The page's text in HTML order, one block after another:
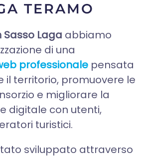
TERAMO
Sasso Laga abbiamo
di una
professionale pensata
il territorio, promuovere le
e migliorare la
digitale con utenti,
turistici.
sviluppato attraverso